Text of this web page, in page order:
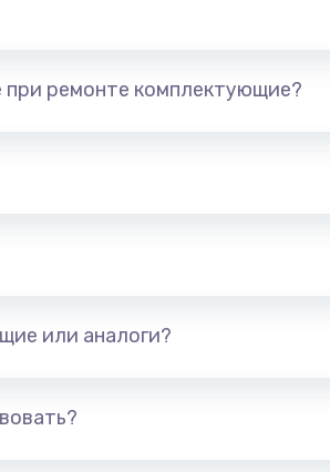
при ремонте комплектующие?
или аналоги?